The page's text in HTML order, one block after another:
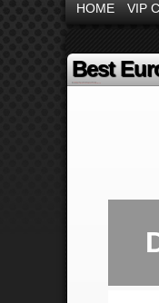
HOME VIP
Best